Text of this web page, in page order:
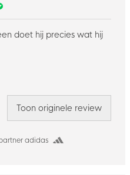
adidas
doet hij precies wat hij
Toon originele review